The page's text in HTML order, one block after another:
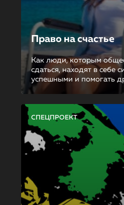
Право на счастье
Как люди, которым
сдаться, находят в себе
успешными и помогать
СПЕЦПРОЕКТ